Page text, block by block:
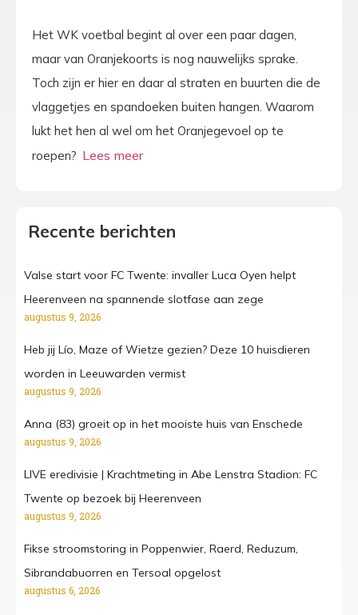
Het WK voetbal begint al over een paar dagen,
maar van Oranjekoorts is nog nauwelijks sprake.
Toch zijn er hier en daar al straten en buurten die de
vlaggetjes en spandoeken buiten hangen. Waarom
lukt het hen al wel om het Oranjegevoel op te
roepen?
Recente berichten
Valse start voor FC Twente: invaller Luca Oyen helpt
Heerenveen na spannende slotfase aan zege
augustus 9, 2026
Heb jij Lío, Maze of Wietze gezien? Deze 10 huisdieren
worden in Leeuwarden vermist
augustus 9, 2026
Anna (83) groeit op in het mooiste huis van Enschede
augustus 9, 2026
LIVE eredivisie | Krachtmeting in Abe Lenstra Stadion: FC
Twente op bezoek bij Heerenveen
augustus 9, 2026
Fikse stroomstoring in Poppenwier, Raerd, Reduzum,
Sibrandabuorren en Tersoal opgelost
augustus 6, 2026